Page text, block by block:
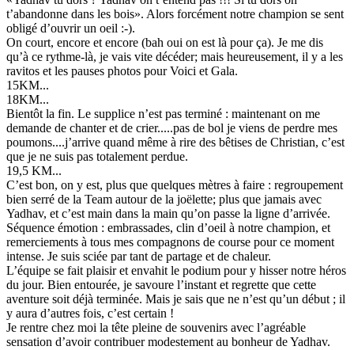
t’abandonne dans les bois». Alors forcément notre champion se sent
obligé d’ouvrir un oeil :-).
On court, encore et encore (bah oui on est là pour ça). Je me dis
qu’à ce rythme-là, je vais vite décéder; mais heureusement, il y a les
ravitos et les pauses photos pour Voici et Gala.
15KM...
18KM...
Bientôt la fin. Le supplice n’est pas terminé : maintenant on me
demande de chanter et de crier.....pas de bol je viens de perdre mes
poumons....j’arrive quand même à rire des bêtises de Christian, c’est
que je ne suis pas totalement perdue.
19,5 KM...
C’est bon, on y est, plus que quelques mètres à faire : regroupement
bien serré de la Team autour de la joëlette; plus que jamais avec
Yadhav, et c’est main dans la main qu’on passe la ligne d’arrivée.
Séquence émotion : embrassades, clin d’oeil à notre champion, et
remerciements à tous mes compagnons de course pour ce moment
intense. Je suis sciée par tant de partage et de chaleur.
L’équipe se fait plaisir et envahit le podium pour y hisser notre héros
du jour. Bien entourée, je savoure l’instant et regrette que cette
aventure soit déjà terminée. Mais je sais que ne n’est qu’un début ; il
y aura d’autres fois, c’est certain !
Je rentre chez moi la tête pleine de souvenirs avec l’agréable
sensation d’avoir contribuer modestement au bonheur de Yadhav.